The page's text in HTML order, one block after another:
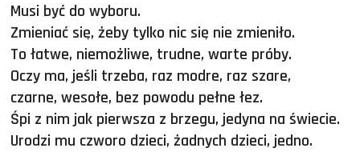
Musi być do wyboru.
Zmieniać się, żeby tylko nic się nie zmieniło.
To łatwe, niemożliwe, trudne, warte próby.
Oczy ma, jeśli trzeba, raz modre, raz szare,
czarne, wesołe, bez powodu pełne łez.
Śpi z nim jak pierwsza z brzegu, jedyna na świecie.
Urodzi mu czworo dzieci, żadnych dzieci, jedno.